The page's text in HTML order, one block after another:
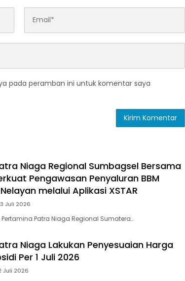
pada peramban ini untuk komentar saya
Niaga Regional Sumbagsel Bersama
Pengawasan Penyaluran BBM
melalui Aplikasi XSTAR
Juli 2026
Patra Niaga Regional Sumatera…
Niaga Lakukan Penyesuaian Harga
Per 1 Juli 2026
Juli 2026